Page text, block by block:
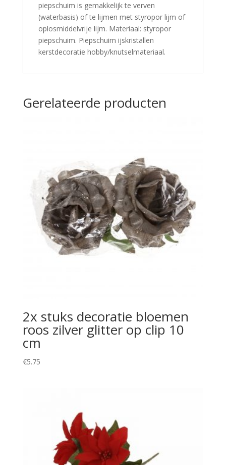
piepschuim is gemakkelijk te verven
(waterbasis) of te lijmen met styropor lijm of
oplosmiddelvrije lijm. Materiaal: styropor
piepschuim. Piepschuim ijskristallen
kerstdecoratie hobby/knutselmateriaal.
Gerelateerde producten
2x stuks decoratie bloemen
roos zilver glitter op clip 10
cm
€5.75